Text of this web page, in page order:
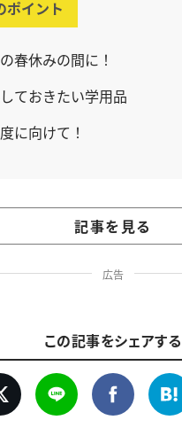
ポイント
春休みの間に！
ておきたい学用品
に向けて！
記事を見る
広告
この記事をシェアする